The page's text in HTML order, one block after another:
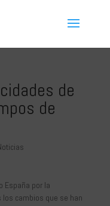
de
de
España por la
cambios que se han